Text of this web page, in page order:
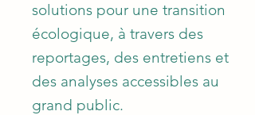
solutions pour une transition
écologique, à travers des
reportages, des entretiens et
des analyses accessibles au
grand public.